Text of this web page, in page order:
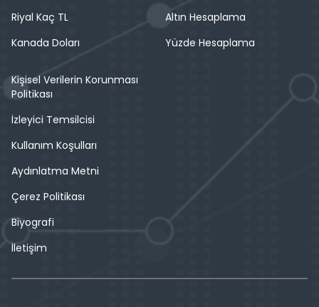
Riyal Kaç TL
Kanada Doları
Altın Hesaplama
Yüzde Hesaplama
Kişisel Verilerin Korunması
Politikası
İzleyici Temsilcisi
Kullanım Koşulları
Aydınlatma Metni
Çerez Politikası
Biyografi
İletişim